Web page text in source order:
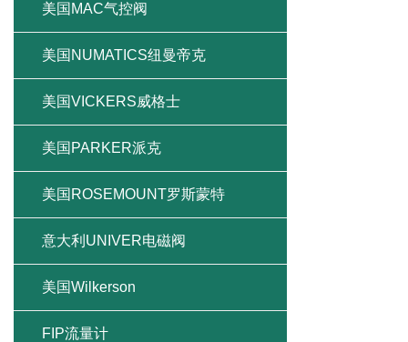
美国MAC气控阀
美国NUMATICS纽曼帝克
美国VICKERS威格士
美国PARKER派克
美国ROSEMOUNT罗斯蒙特
意大利UNIVER电磁阀
美国Wilkerson
FIP流量计